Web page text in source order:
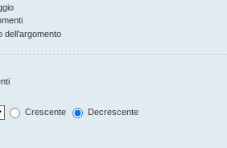
dell’argomento
Crescente
Decrescente